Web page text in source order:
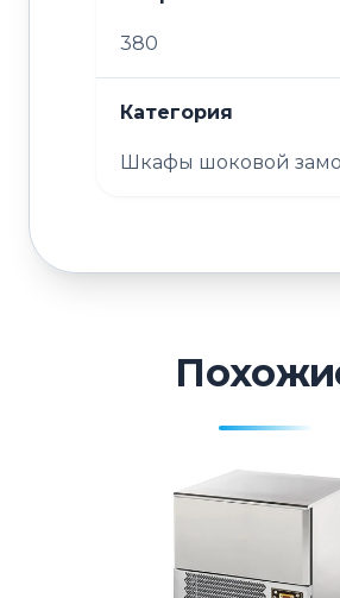
380
Категория
Шкафы шоковой